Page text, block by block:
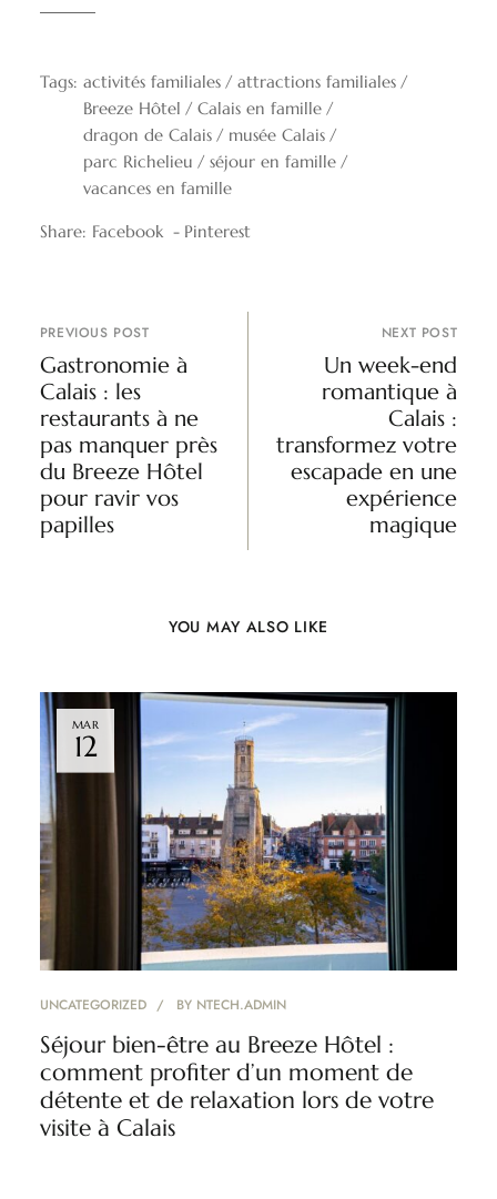
Tags: activités familiales
attractions familiales
Breeze Hôtel
Calais en famille
dragon de Calais
musée Calais
parc Richelieu
séjour en famille
vacances en famille
Share: Facebook Pinterest
PREVIOUS POST
Gastronomie à
Calais : les
restaurants à ne
pas manquer près
du Breeze Hôtel
pour ravir vos
papilles
NEXT POST
Un week-end
romantique à
Calais :
transformez votre
escapade en une
expérience
magique
YOU MAY ALSO LIKE
MAR
12
UNCATEGORIZED BY NTECH.ADMIN
Séjour bien-être au Breeze Hôtel :
comment profiter d’un moment de
détente et de relaxation lors de votre
visite à Calais